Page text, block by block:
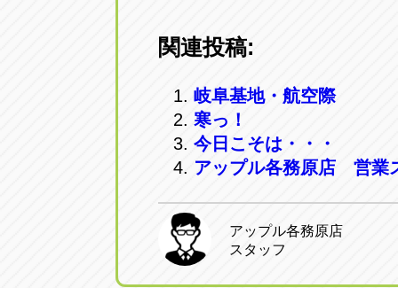
関連投稿:
岐阜基地・航空際
寒っ！
今日こそは・・・
アップル各務原店 営業
アップル各務原店
スタッフ